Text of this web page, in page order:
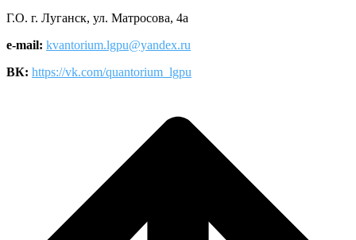
Г.О. г. Луганск, ул. Матросова, 4а
e-mail: kvantorium.lgpu@yandex.ru
ВК: https://vk.com/quantorium_lgpu